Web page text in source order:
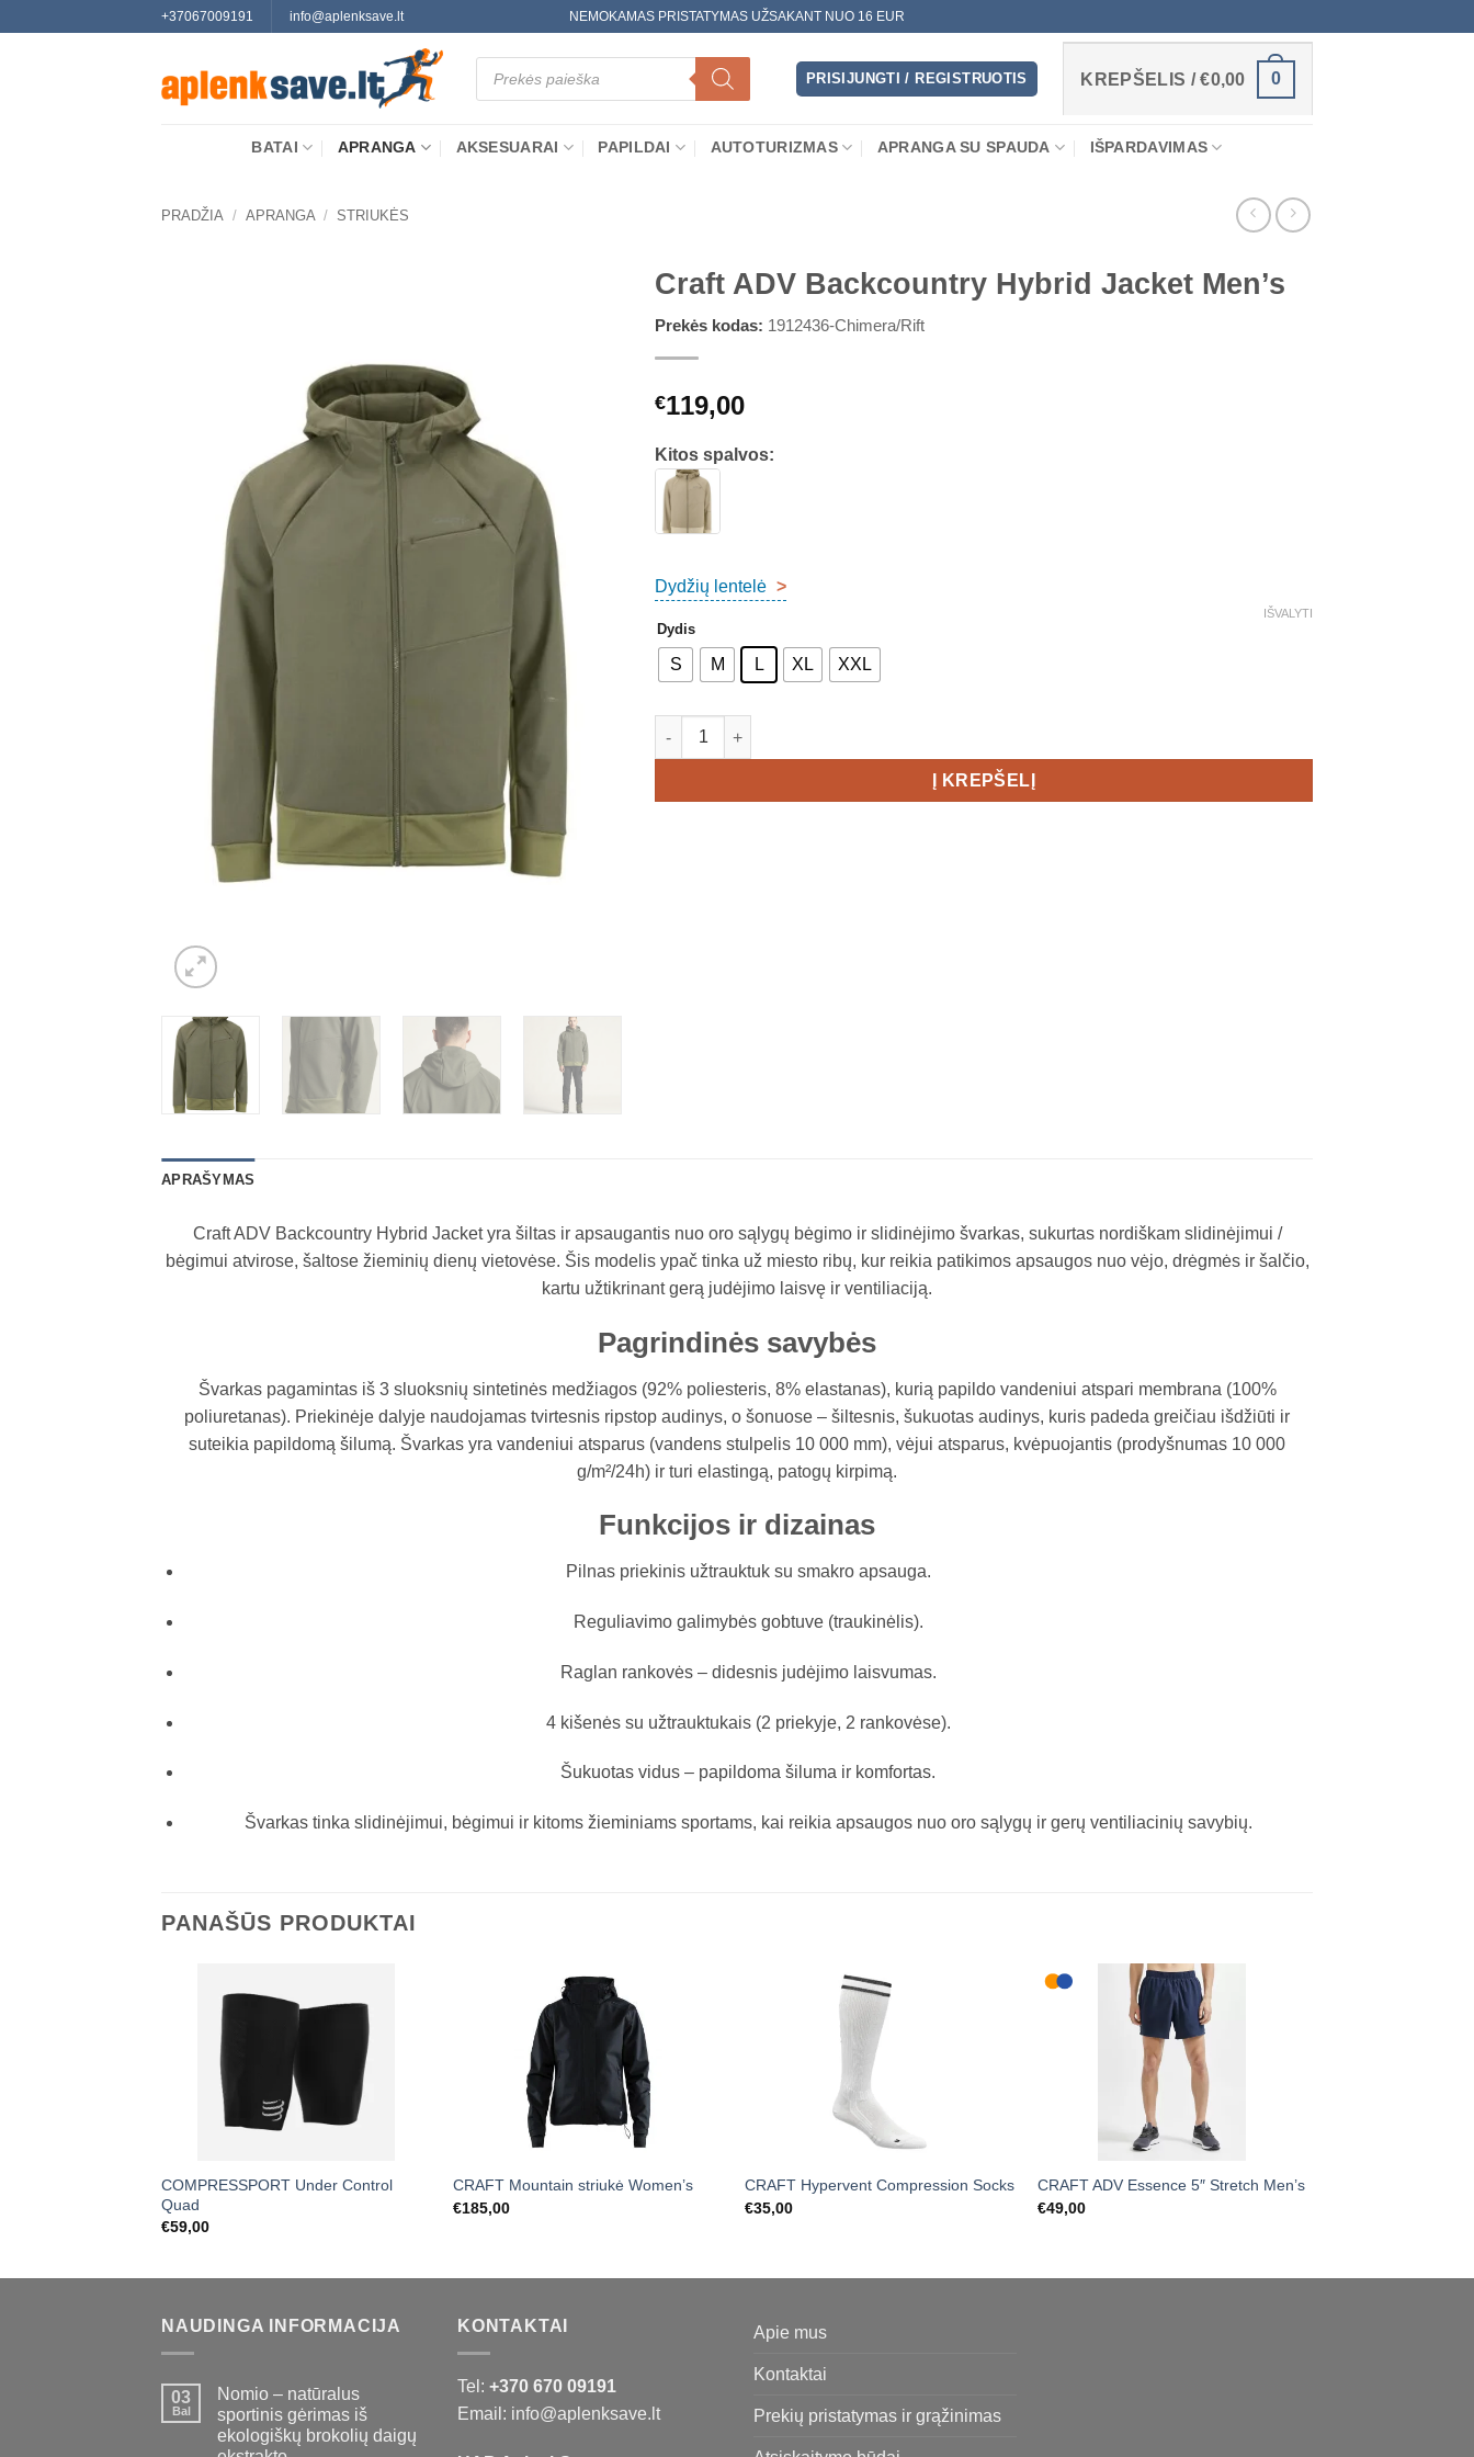
+37067009191 info@aplenksave.lt NEMOKAMAS PRISTATYMAS UŽSAKANT NUO 16 EUR
Products
search
PRISIJUNGTI / REGISTRUOTIS KREPŠELIS /€0,00 0
BATAI APRANGA AKSESUARAI PAPILDAI AUTOTURIZMAS APRANGA SU SPAUDA IŠPARDAVIMAS
PRADŽIA / APRANGA / STRIUKĖS
Craft ADV Backcountry Hybrid Jacket Men’s
Prekės kodas: 1912436-Chimera/Rift
€119,00
Kitos spalvos:
Dydžių lentelė >
Dydis
S M L XL XXL
IŠVALYTI
produkto kiekis: Craft ADV Backcountry Hybrid Jacket Men's
Į KREPŠELĮ
APRAŠYMAS
Craft ADV Backcountry Hybrid Jacket yra šiltas ir apsaugantis nuo oro sąlygų bėgimo ir slidinėjimo švarkas, sukurtas nordiškam slidinėjimui /
bėgimui atvirose, šaltose žieminių dienų vietovėse. Šis modelis ypač tinka už miesto ribų, kur reikia patikimos apsaugos nuo vėjo, drėgmės ir šalčio,
kartu užtikrinant gerą judėjimo laisvę ir ventiliaciją.​
Pagrindinės savybės
Švarkas pagamintas iš 3 sluoksnių sintetinės medžiagos (92% poliesteris, 8% elastanas), kurią papildo vandeniui atspari membrana (100%
poliuretanas). Priekinėje dalyje naudojamas tvirtesnis ripstop audinys, o šonuose – šiltesnis, šukuotas audinys, kuris padeda greičiau išdžiūti ir
suteikia papildomą šilumą. Švarkas yra vandeniui atsparus (vandens stulpelis 10 000 mm), vėjui atsparus, kvėpuojantis (prodyšnumas 10 000
g/m²/24h) ir turi elastingą, patogų kirpimą.​
Funkcijos ir dizainas
Pilnas priekinis užtrauktuk su smakro apsauga.
Reguliavimo galimybės gobtuve (traukinėlis).
Raglan rankovės – didesnis judėjimo laisvumas.
4 kišenės su užtrauktukais (2 priekyje, 2 rankovėse).
Šukuotas vidus – papildoma šiluma ir komfortas.
Švarkas tinka slidinėjimui, bėgimui ir kitoms žieminiams sportams, kai reikia apsaugos nuo oro sąlygų ir gerų ventiliacinių savybių.​
PANAŠŪS PRODUKTAI
COMPRESSPORT Under Control
Quad
€59,00
CRAFT Mountain striukė Women’s
€185,00
CRAFT Hypervent Compression Socks
€35,00
CRAFT ADV Essence 5″ Stretch Men’s
€49,00
NAUDINGA INFORMACIJA
03
Bal
Nomio – natūralus
sportinis gėrimas iš
ekologiškų brokolių daigų
KONTAKTAI
Tel: +370 670 09191
Email: info@aplenksave.lt
Apie mus
Kontaktai
Prekių pristatymas ir grąžinimas